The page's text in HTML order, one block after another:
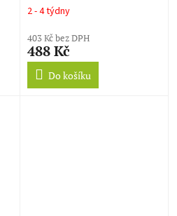
TOGETHER (BLUE
2 - 4 týdny
403 Kč bez DPH
488 Kč
Do košíku